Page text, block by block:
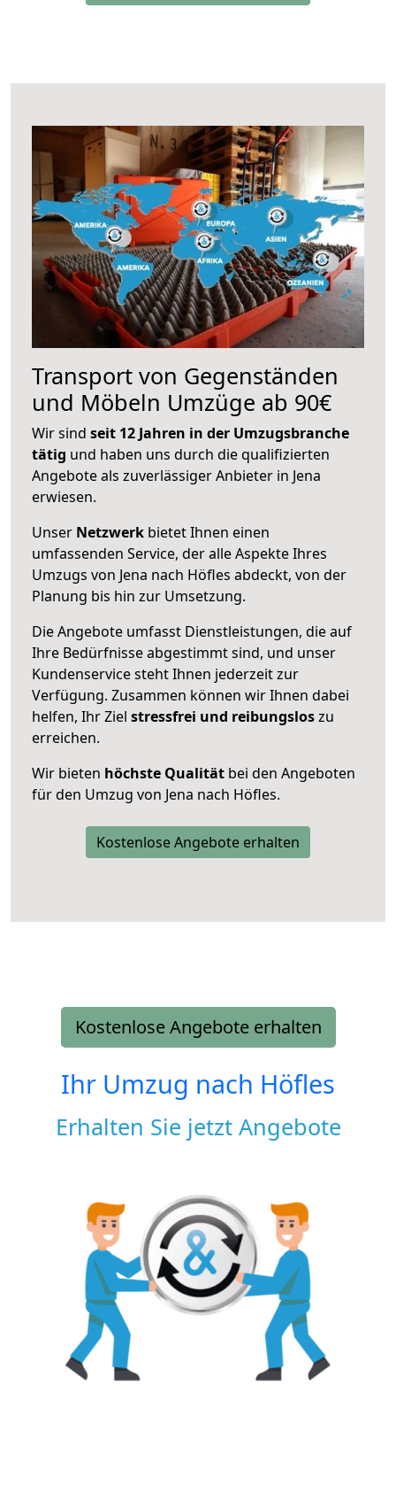
Transport von Gegenständen
und Möbeln Umzüge ab 90€
Wir sind seit 12 Jahren in der Umzugsbranche
tätig und haben uns durch die qualifizierten
Angebote als zuverlässiger Anbieter in Jena
erwiesen.
Unser Netzwerk bietet Ihnen einen
umfassenden Service, der alle Aspekte Ihres
Umzugs von Jena nach Höfles abdeckt, von der
Planung bis hin zur Umsetzung.
Die Angebote umfasst Dienstleistungen, die auf
Ihre Bedürfnisse abgestimmt sind, und unser
Kundenservice steht Ihnen jederzeit zur
Verfügung. Zusammen können wir Ihnen dabei
helfen, Ihr Ziel stressfrei und reibungsloszu
erreichen.
Wir bieten höchste Qualität bei den Angeboten
für den Umzug von Jena nach Höfles.
Kostenlose Angebote erhalten
Kostenlose Angebote erhalten
Ihr Umzug nach Höfles
Erhalten Sie jetzt Angebote